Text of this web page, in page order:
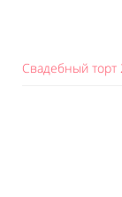
Свадебный торт